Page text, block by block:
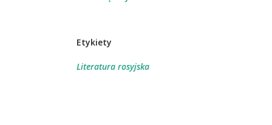
Etykiety
Literatura rosyjska